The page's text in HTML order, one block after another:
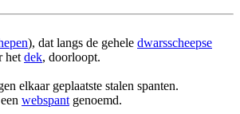
), dat langs de gehele dwarsscheepse
het dek, doorloopt.
elkaar geplaatste stalen spanten.
webspant genoemd.